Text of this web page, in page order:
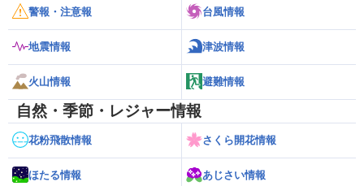
警報・注意報 台風情報
地震情報 津波情報
火山情報 避難情報
自然・季節・レジャー情報
花粉飛散情報 さくら開花情報
ほたる情報 あじさい情報